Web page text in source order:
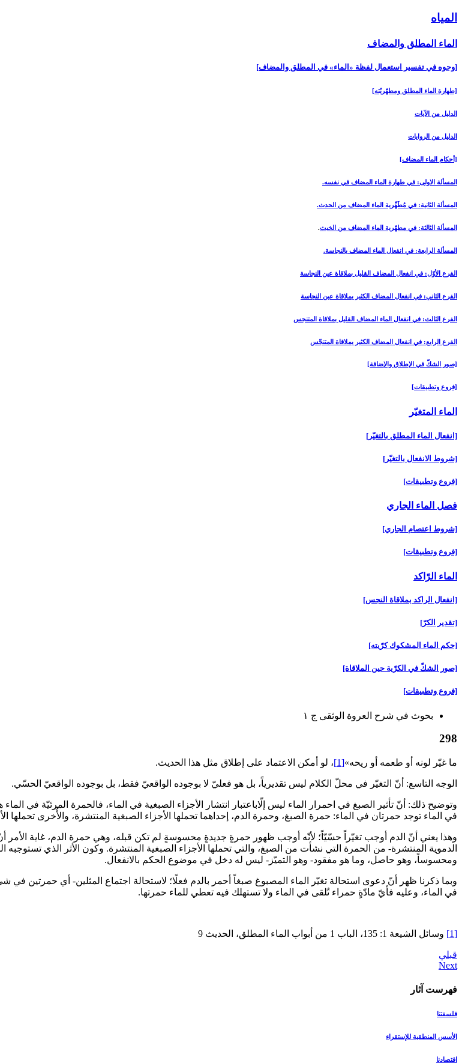
المياه‏
الماء المطلق والمضاف‏
[وجوه في تفسير استعمال لفظة «الماء» في المطلق والمضاف‏]
[طهارة الماء المطلق ومطهّريّته‏]
الدليل من الآيات
الدليل من الروايات
[أحكام الماء المضاف‏]
المسألة الاولى: في طهارة الماء المضاف في نفسه.
المسألة الثانية: في مُطَهِّرية الماء المضاف من الحدث.
المسألة الثالثة: في مطهّرية الماء المضاف من الخبث.
المسألة الرابعة: في انفعال الماء المضاف بالنجاسة.
الفرع الأوّل: في انفعال المضاف القليل بملاقاة عين النجاسة
الفرع الثاني: في انفعال المضاف الكثير بملاقاة عين النجاسة
الفرع الثالث: في انفعال الماء المضاف القليل بملاقاة المتنجس
الفرع الرابع: في انفعال المضاف الكثير بملاقاة المتنجّس
[صور الشكّ في الإطلاق والإضافة]
[فروع وتطبيقات‏]
الماء المتغيّر
[انفعال الماء المطلق بالتغيّر]
[شروط الانفعال بالتغيّر]
[فروع وتطبيقات‏]
فصل الماء الجاري‏
[شروط اعتصام الجاري‏]
[فروع وتطبيقات‏]
الماء الرّاكد
[انفعال الراكد بملاقاة النجس‏]
[تقدير الكرّ]
[حكم الماء المشكوك كرّيته‏]
[صور الشكّ في الكرّية حين الملاقاة]
[فروع وتطبيقات‏]
بحوث في شرح العروة الوثقى ج ۱
298
ما غيّر لونه أو طعمه أو ريحه»[1] ، لو أمكن الاعتماد على إطلاق مثل هذا الحديث.
الوجه التاسع: أنّ التغيّر في محلّ الكلام ليس تقديرياً، بل هو فعليّ لا بوجوده الواقعيّ فقط، بل بوجوده الواقعيّ الحسّي.
وتوضيح ذلك: أنّ تأثير الصبغ في احمرار الماء ليس إلّاباعتبار انتشار الأجزاء الصبغية في الماء، فالحمرة المرئيّة في
في الماء توجد حمرتان في الماء: حمرة الصبغ، وحمرة الدم، إحداهما تحملها الأجزاء الصبغية المنتشرة، والأُخرى تحملها
وهذا يعني أنّ الدم أوجب تغيّراً حسّيّاً؛ لأنّه أوجب ظهور حمرةٍ جديدةٍ محسوسةٍ لم تكن قبله، وهي حمرة الدم، غاية الأمر
الدموية المنتشرة- من الحمرة التي نشأت من الصبغ، والتي تحملها الأجزاء الصبغية المنتشرة. وكون الأثر الذي تستوجبه
ومحسوساً، وهو حاصل، وما هو مفقود- وهو التميّز- ليس له دخل في موضوع الحكم بالانفعال.
وبما ذكرنا ظهر أنّ دعوى استحالة تغيّر الماء المصبوغ صبغاً أحمر بالدم فعلًا؛ لاستحالة اجتماع المثلين- أي حمرتين في
في الماء، وعليه فأيّ مادّةٍ حمراء تُلقى في الماء ولا تستهلك فيه تعطي للماء حمرتها.
[1] وسائل الشيعة 1: 135، الباب 1 من أبواب الماء المطلق، الحديث 9
قبلي
فهرست آثار
فلسفتنا
الأسس المنطقیة للإستقراء
اقتصادنا